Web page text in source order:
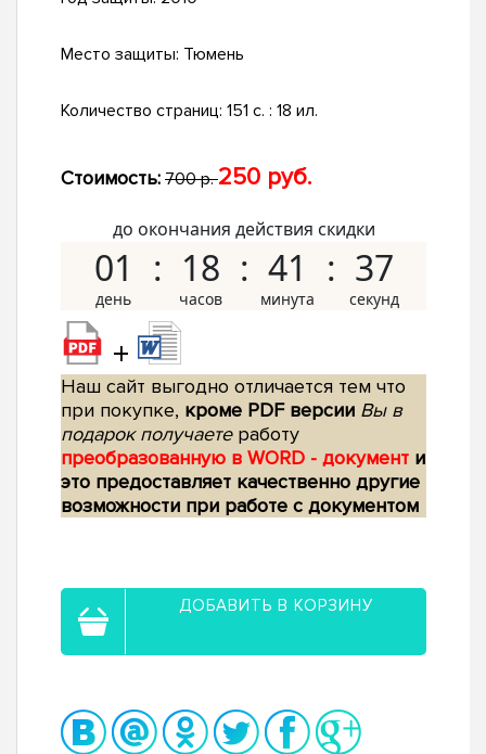
Место защиты: Тюмень
Количество страниц: 151 с. : 18 ил.
Стоимость: 700 р.250 руб.
до окончания действия скидки
01 18 41 36
+
Наш сайт выгодно отличается тем что
при покупке, кроме PDF версии Вы в
подарок получаетеработу
преобразованную в WORD - документ и
это предоставляет качественно другие
возможности при работе с документом
ДОБАВИТЬ В КОРЗИНУ